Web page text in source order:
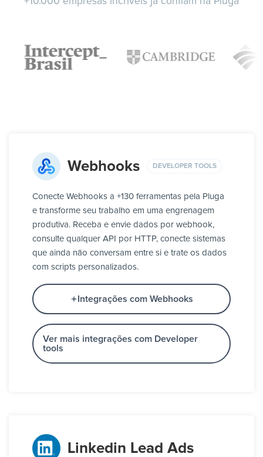
Webhooks DEVELOPER TOOLS
Conecte Webhooks a +130 ferramentas pela Pluga
e transforme seu trabalho em uma engrenagem
produtiva. Receba e envie dados por webhook,
consulte qualquer API por HTTP, conecte sistemas
que ainda não conversam entre si e trate os dados
com scripts personalizados.
Integrações com Webhooks
Ver mais integrações com Developer
tools
Linkedin Lead Ads